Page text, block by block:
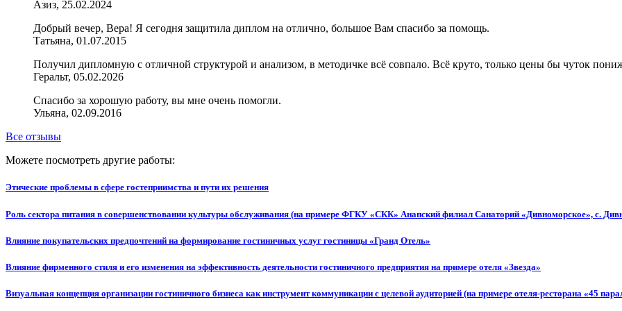
Азиз, 25.02.2024
Добрый вечер, Вера! Я сегодня защитила диплом на отлично, большое Вам спасибо за помощь.
Татьяна, 01.07.2015
Получил дипломную с отличной структурой и анализом, в методичке всё совпало. Всё круто, только цены бы чуток
Геральт, 05.02.2026
Спасибо за хорошую работу, вы мне очень помогли.
Ульяна, 02.09.2016
Все отзывы
Можете посмотреть другие работы:
Этические проблемы в сфере гостеприимства и пути их решения
Роль сектора питания в совершенствовании культуры обслуживания (на примере ФГКУ «СКК» Анапский филиал Санаторий «Дивноморское», с.
Влияние покупательских предпочтений на формирование гостиничных услуг гостиницы «Гранд Отель»
Влияние фирменного стиля и его изменения на эффективность деятельности гостиничного предприятия на примере отеля «Звезда»
Визуальная концепция организации гостиничного бизнеса как инструмент коммуникации с целевой аудиторией (на примере отеля-ресторана «45